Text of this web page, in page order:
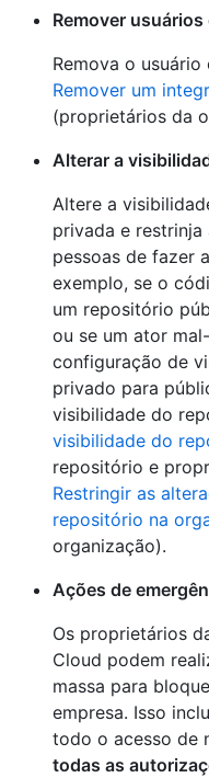
Remover
Remova o
Remover um
(proprietários da
Alterar a
Altere a
privada e
pessoas de fazer
exemplo, se o
um repositório
ou se um ator
configuração de
privado para
visibilidade do
visibilidade do
repositório e
Restringir as
repositório na
organização).
Ações de
Os proprietários
Cloud podem
massa para
empresa. Isso
todo o acesso de
todas as